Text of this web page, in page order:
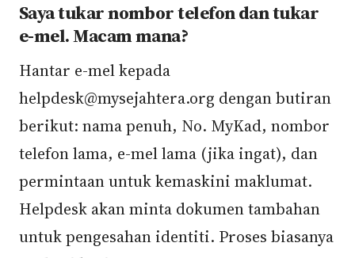
Saya tukar nombor telefon dan tukar
e-mel. Macam mana?
Hantar e-mel kepada
helpdesk@mysejahtera.org dengan butiran
berikut: nama penuh, No. MyKad, nombor
telefon lama, e-mel lama (jika ingat), dan
permintaan untuk kemaskini maklumat.
Helpdesk akan minta dokumen tambahan
untuk pengesahan identiti. Proses biasanya